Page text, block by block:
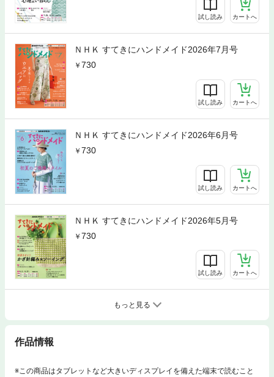
試し読み カートへ
ＮＨＫ すてきにハンドメイド2026年7月号
730
試し読み カートへ
ＮＨＫ すてきにハンドメイド2026年6月号
730
試し読み カートへ
ＮＨＫ すてきにハンドメイド2026年5月号
730
試し読み カートへ
もっと見る
作品情報
※この商品はタブレットなど大きいディスプレイを備えた端末で読むこと